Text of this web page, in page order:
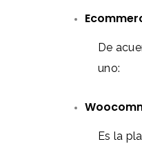
De
uno:
Es la